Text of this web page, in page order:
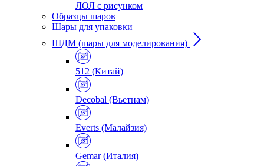
ЛОЛ с рисунком
Образцы шаров
Шары для упаковки
ШДМ (шары для моделирования)
512 (Китай)
Decobal (Вьетнам)
Everts (Малайзия)
Gemar (Италия)